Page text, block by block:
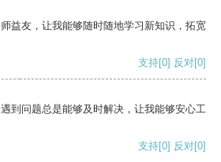
益友，让我能够随时随地学习新知识，拓宽
支持[0] 反对[0]
到问题总是能够及时解决，让我能够安心工
支持[0] 反对[0]